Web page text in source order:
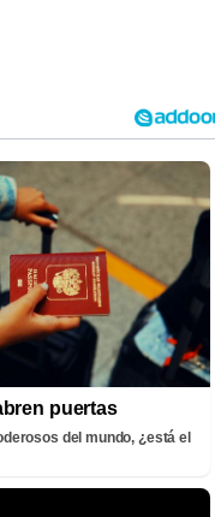
puertas
del mundo, ¿está el